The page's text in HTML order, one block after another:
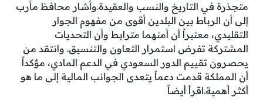
متجذرة في التاريخ والنسب والعقيدة.وأشار محافظ مأرب
إلى أن الرباط بين البلدين أقوى من مفهوم الجوار
التقليدي، معتبراً أن أمنهما مترابط وأن التحديات
المشتركة تفرض استمرار التعاون والتنسيق. وانتقد من
يحصرون تقييم الدور السعودي في الدعم المادي، مؤكداً
أن المملكة قدمت دعماً يتعدى الجوانب المالية إلى ما هو
أكثر أهمية.اقرأ أيضاً